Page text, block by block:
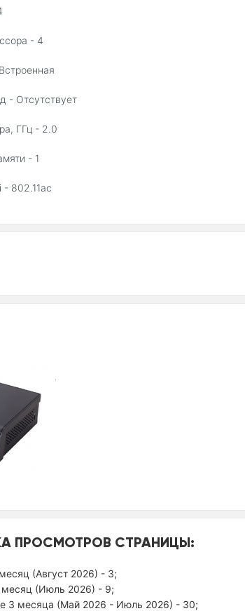
- 4
- Отсутствует
ГГц - 2.0
- 1
- 802.11ac
ПРОСМОТРОВ СТРАНИЦЫ:
(Август 2026) - 3;
(Июль 2026) - 9;
3 месяца (Май 2026 - Июль 2026) - 30;